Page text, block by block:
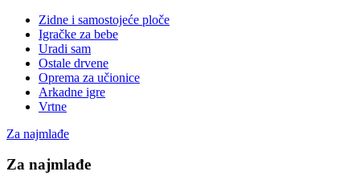
Zidne i samostojeće ploče
Igračke za bebe
Uradi sam
Ostale drvene
Oprema za učionice
Arkadne igre
Vrtne
Za najmlađe
Za najmlađe